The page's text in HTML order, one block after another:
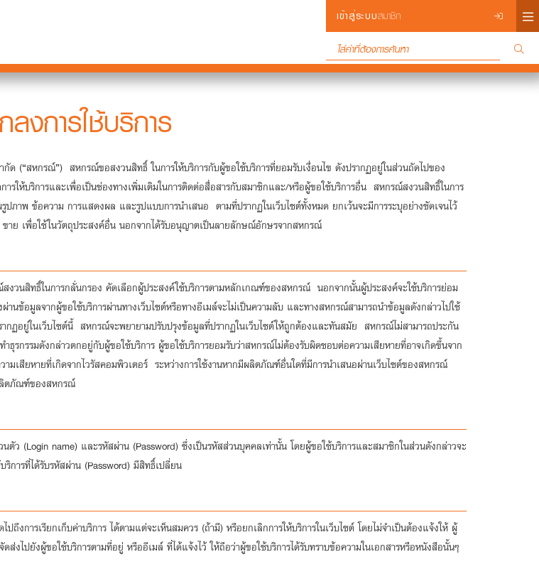
เข้าสู่ระบบสมาชิก ×
งการใช้บริการ
(“สหกรณ์”) สหกรณ์ขอสงวนสิทธิ์ ในการให้บริการกับผู้ขอใช้บริการที่ยอมรับเงื่อนไข ดังปรากฏอยู่ในส่วนถัดไปของ
ารให้บริการและเพื่อเป็นช่องทางเพิ่มเติมในการติดต่อสื่อสารกับสมาชิกและ/หรือผู้ขอใช้บริการอื่น สหกรณ์สงวนสิทธิ์ในการ
ภาพ ข้อความ การแสดงผล และรูปแบบการนำเสนอ ตามที่ปรากฏในเว็บไซต์ทั้งหมด ยกเว้นจะมีการระบุอย่างชัดเจนไว้
าย เพื่อใช้ในวัตถุประสงค์อื่น นอกจากได้รับอนุญาตเป็นลายลักษณ์อักษรจากสหกรณ์
งวนสิทธิ์ในการกลั่นกรอง คัดเลือกผู้ประสงค์ใช้บริการตามหลักเกณฑ์ของสหกรณ์ นอกจากนั้นผู้ประสงค์จะใช้บริการย่อม
ข้อมูลจากผู้ขอใช้บริการผ่านทางเว็บไซต์หรือทางอีเมล์จะไม่เป็นความลับ และทางสหกรณ์สามารถนำข้อมูลดังกล่าวไปใช้
กฏอยู่ในเว็บไซต์นี้ สหกรณ์จะพยายามปรับปรุงข้อมูลที่ปรากฏในเว็บไซต์ให้ถูกต้องและทันสมัย สหกรณ์ไม่สามารถประกัน
ธุรกรรมดังกล่าวตกอยู่กับผู้ขอใช้บริการ ผู้ขอใช้บริการยอมรับว่าสหกรณ์ไม่ต้องรับผิดชอบต่อความเสียหายที่อาจเกิดขึ้นจาก
มเสียหายที่เกิดจากไวรัสคอมพิวเตอร์ ระหว่างการใช้งานหากมีผลิตภัณฑ์อื่นใดที่มีการนำเสนอผ่านเว็บไซต์ของสหกรณ์
ลิตภัณฑ์ของสหกรณ์
ว (Login name) และรหัสผ่าน (Password) ซึ่งเป็นรหัสส่วนบุคคลเท่านั้น โดยผู้ขอใช้บริการและสมาชิกในส่วนดังกล่าวจะ
การที่ได้รับรหัสผ่าน (Password) มีสิทธิ์เปลี่ยน
การเรียกเก็บค่าบริการ ได้ตามแต่จะเห็นสมควร (ถ้ามี) หรือยกเลิกการให้บริการในเว็บไซต์ โดยไม่จำเป็นต้องแจ้งให้ ผู้
งไปยังผู้ขอใช้บริการตามที่อยู่ หรืออีเมล์ ที่ได้แจ้งไว้ ให้ถือว่าผู้ขอใช้บริการได้รับทราบข้อความในเอกสารหรือหนังสือนั้นๆ